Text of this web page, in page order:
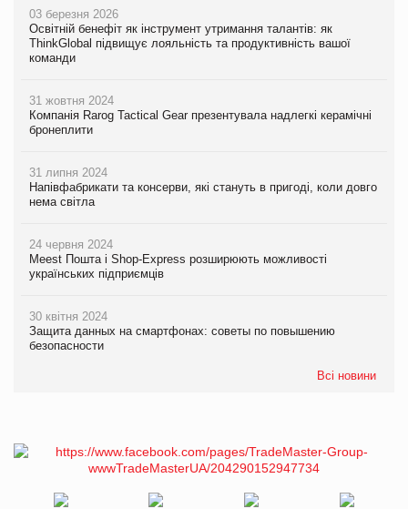
03 березня 2026
Освітній бенефіт як інструмент утримання талантів: як
ThinkGlobal підвищує лояльність та продуктивність вашої
команди
31 жовтня 2024
Компанія Rarog Tactical Gear презентувала надлегкі керамічні
бронеплити
31 липня 2024
Напівфабрикати та консерви, які стануть в пригоді, коли довго
нема світла
24 червня 2024
Meest Пошта і Shop-Express розширюють можливості
українських підприємців
30 квітня 2024
Защита данных на смартфонах: советы по повышению
безопасности
Всі новини